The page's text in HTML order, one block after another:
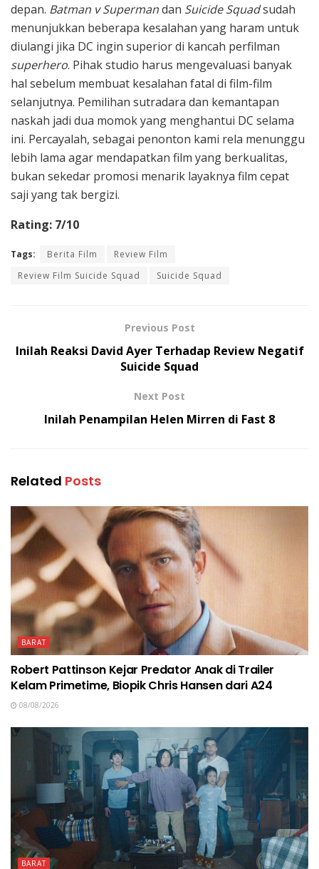
depan. Batman v Supermandan Suicide Squadsudah
menunjukkan beberapa kesalahan yang haram untuk
diulangi jika DC ingin superior di kancah perfilman
superhero. Pihak studio harus mengevaluasi banyak
hal sebelum membuat kesalahan fatal di film-film
selanjutnya. Pemilihan sutradara dan kemantapan
naskah jadi dua momok yang menghantui DC selama
ini. Percayalah, sebagai penonton kami rela menunggu
lebih lama agar mendapatkan film yang berkualitas,
bukan sekedar promosi menarik layaknya film cepat
saji yang tak bergizi.
Rating: 7/10
Tags: Berita Film
Review Film
Review Film Suicide Squad
Suicide Squad
Previous Post
Inilah Reaksi David Ayer Terhadap Review Negatif
Suicide Squad
Next Post
Inilah Penampilan Helen Mirren di Fast 8
Related Posts
BARAT
Robert Pattinson Kejar Predator Anak di Trailer
Kelam Primetime, Biopik Chris Hansen dari A24
08/08/2026
BARAT